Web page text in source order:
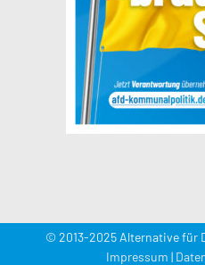
© 2013-2025 Alternative für
Impressum |